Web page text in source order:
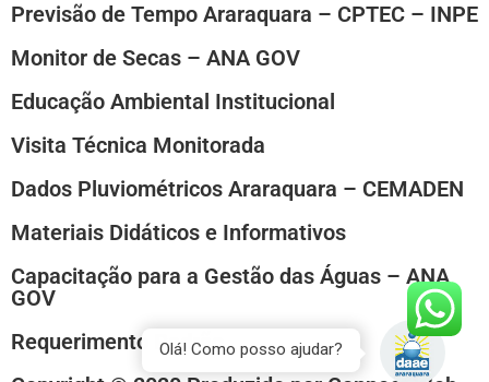
Previsão de Tempo Araraquara – CPTEC – INPE
Monitor de Secas – ANA GOV
Educação Ambiental Institucional
Visita Técnica Monitorada
Dados Pluviométricos Araraquara – CEMADEN
Materiais Didáticos e Informativos
Capacitação para a Gestão das Águas – ANA
GOV
Requerimento PadrãoOlá! Como posso ajudar?